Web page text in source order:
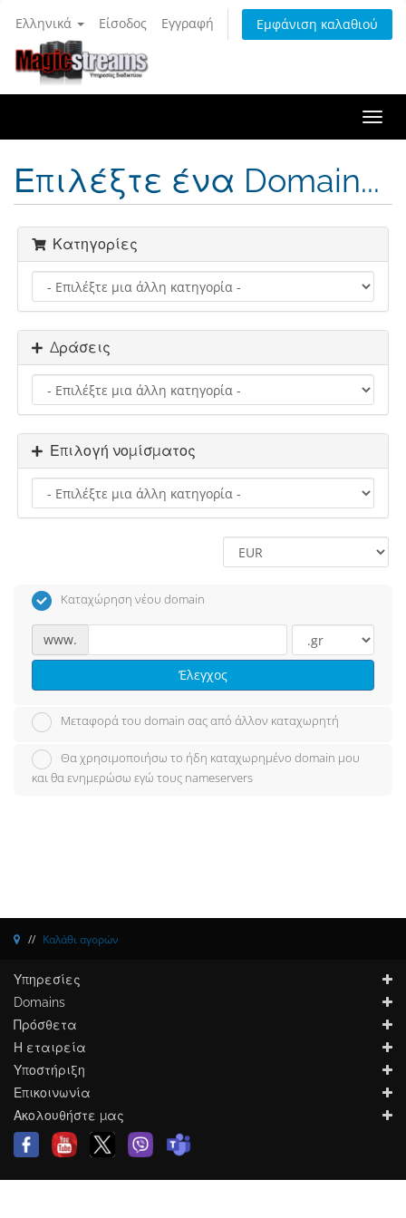
Ελληνικά Είσοδος Εγγραφή Εμφάνιση καλαθιού
Επιλέξτε ένα Domain...
Κατηγορίες
Δράσεις
Επιλογή νομίσματος
Καταχώρηση νέου domain
www.
Έλεγχος
Μεταφορά του domain σας από άλλον καταχωρητή
Θα χρησιμοποιήσω το ήδη καταχωρημένο domain μου
και θα ενημερώσω εγώ τους nameservers
Καλάθι αγορών
Υπηρεσίες
Domains
Πρόσθετα
Η εταιρεία
Υποστήριξη
Επικοινωνία
Ακολουθήστε μας